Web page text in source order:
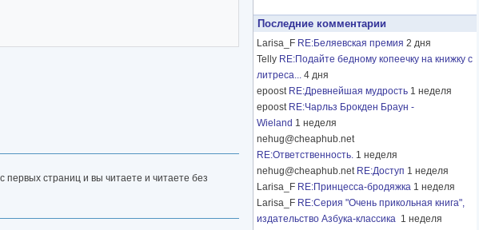
страниц и вы читаете и читаете без
Последние комментарии
Larisa_F RE:Беляевская премия 2 дня
Telly RE:Подайте бедному копеечку на книжку с
литреса... 4 дня
epoost RE:Древнейшая мудрость 1 неделя
epoost RE:Чарльз Брокден Браун -
Wieland 1 неделя
nehug@cheaphub.net
RE:Ответственность. 1 неделя
nehug@cheaphub.net RE:Доступ 1 неделя
Larisa_F RE:Принцесса-бродяжка 1 неделя
Larisa_F RE:Серия "Очень прикольная книга",
издательство Азбука-классика 1 неделя